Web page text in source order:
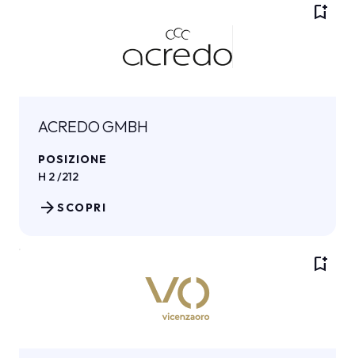
bookmark_add
ACREDO GMBH
POSIZIONE
H 2 /212
SCOPRI
arrow_forward
bookmark_add